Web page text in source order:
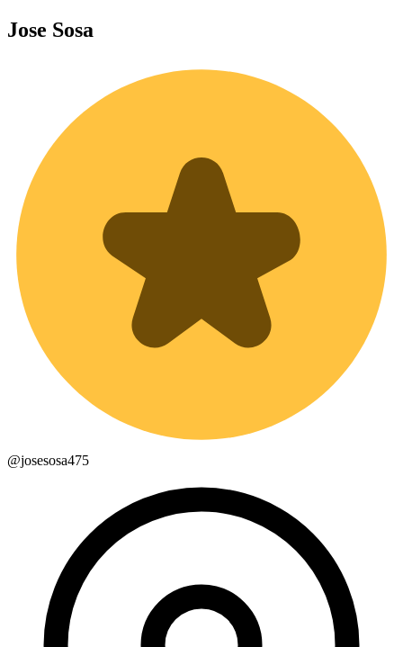
Jose Sosa
@josesosa475